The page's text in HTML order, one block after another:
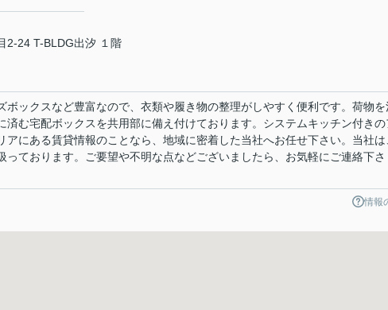
2-24 T-BLDG出汐 １階
ボックスなど豊富なので、衣類や履き物の整理がしやすく便利です。荷物を
済む宅配ボックスを共用部に備え付けております。システムキッチン付きの
アにある賃貸情報のことなら、地域に密着した当社へお任せ下さい。当社は
っております。ご要望や不明な点などございましたら、お気軽にご連絡下さ
情報